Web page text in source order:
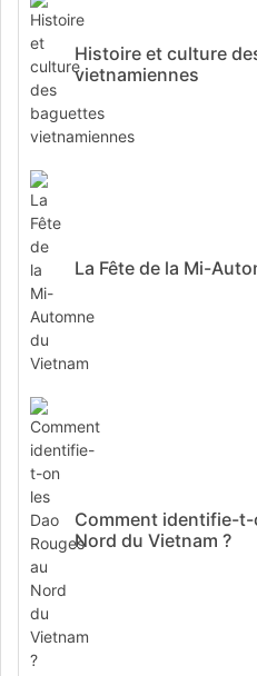
Histoire et culture
vietnamiennes
La Fête de la Mi-
Comment identifie-t-
Nord du Vietnam ?